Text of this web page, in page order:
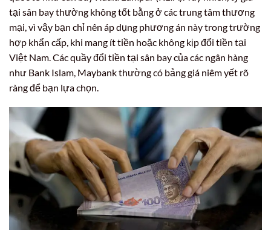
tại sân bay thường không tốt bằng ở các trung tâm thương
mại, vì vậy bạn chỉ nên áp dụng phương án này trong trường
hợp khẩn cấp, khi mang ít tiền hoặc không kịp đổi tiền tại
Việt Nam. Các quầy đổi tiền tại sân bay của các ngân hàng
như Bank Islam, Maybank thường có bảng giá niêm yết rõ
ràng để bạn lựa chọn.